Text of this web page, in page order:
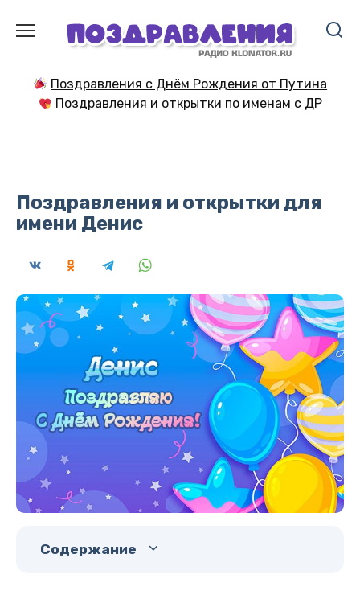
содержанию
Поздравления с Днём Рождения от Путина
Поздравления и открытки по именам с ДР
Поздравления и открытки для
имени Денис
Содержание